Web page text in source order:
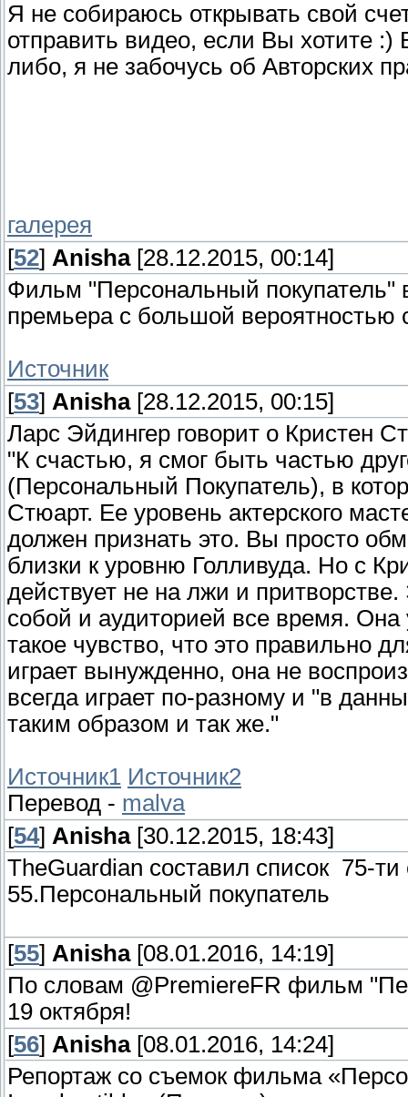
Я не собираюсь открывать свой
отправить видео, если Вы хотите
либо, я не забочусь об Авторских
галерея
[52] Anisha[28.12.2015, 00:14]
Фильм "Персональный покупатель"
премьера с большой вероятностью
Источник
[53] Anisha[28.12.2015, 00:15]
Ларс Эйдингер говорит о Кристен
"К счастью, я смог быть частью
(Персональный Покупатель), в
Стюарт. Ее уровень актерского
должен признать это. Вы просто
близки к уровню Голливуда. Но с
действует не на лжи и
собой и аудиторией все время.
такое чувство, что это правильно
играет вынужденно, она не
всегда играет по-разному и "в
таким образом и так же."
Источник1 Источник2
Перевод - malva
[54] Anisha[30.12.2015, 18:43]
TheGuardian составил список 75-
55.Персональный покупатель
[55] Anisha[08.01.2016, 14:19]
По словам @PremiereFR фильм
19 октября!
[56] Anisha[08.01.2016, 14:24]
Репортаж со съемок фильма